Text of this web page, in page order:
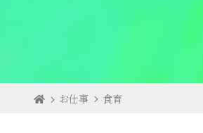
お仕事 食育